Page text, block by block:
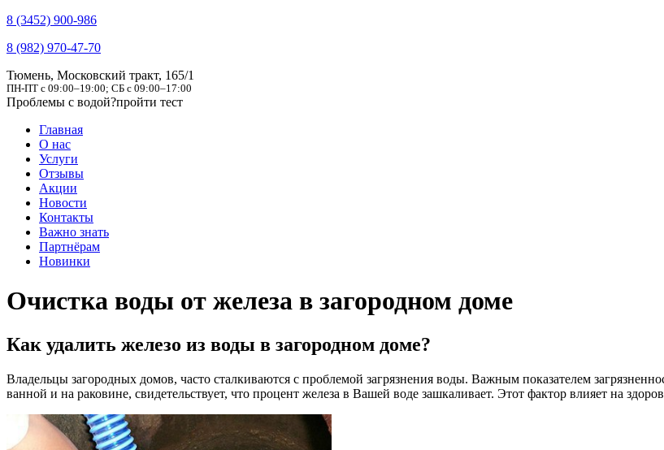
8 (3452) 900-986
8 (982) 970-47-70
Тюмень, Московский тракт, 165/1
ПН-ПТ с 09:00–19:00; СБ с 09:00–17:00
Проблемы с водой?пройти тест
Главная
О нас
Услуги
Отзывы
Акции
Новости
Контакты
Важно знать
Партнёрам
Новинки
Очистка воды от железа в загородном доме
Как удалить железо из воды в загородном доме?
Владельцы загородных домов, часто сталкиваются с проблемой загрязнения воды. Важным показателем
ванной и на раковине, свидетельствует, что процент железа в Вашей воде зашкаливает. Этот фактор влияет на